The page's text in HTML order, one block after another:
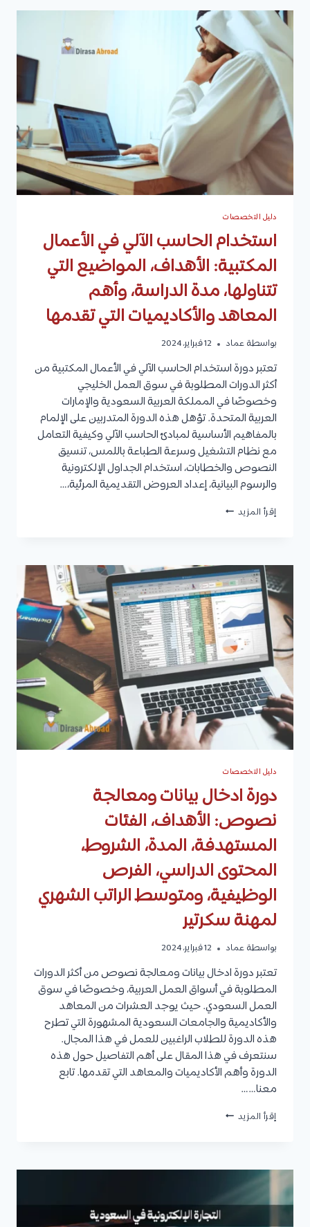
أهمية
الدورة،
الأهداف،
الفئات
المستهدفة،
المعاهد
التي
تقدمه،
ومحاور
دليل التخصصات
استخدام الحاسب الآلي في الأعمال
المكتبية: الأهداف، المواضيع التي
تتناولها، مدة الدراسة، وأهم
المعاهد والأكاديميات التي تقدمها
بواسطة عماد 12 فبراير، 2024
تعتبر دورة استخدام الحاسب الآلي في الأعمال المكتبية من
أكثر الدورات المطلوبة في سوق العمل الخليجي
وخصوصًا في المملكة العربية السعودية والإمارات
العربية المتحدة. تؤهل هذه الدورة المتدربين على الإلمام
بالمفاهيم الأساسية لمبادئ الحاسب الآلي وكيفية التعامل
مع نظام التشغيل وسرعة الطباعة باللمس، تنسيق
النصوص والخطابات، استخدام الجداول الإلكترونية
والرسوم البيانية، إعداد العروض التقديمية المرئية،…
إقرأ المزيد استخدام
الأعمال
المكتبية:
الأهداف،
المواضيع
التي
تتناولها،
مدة
الدراسة،
وأهم
المعاهد
والأكاديميات
التي
تقدمها
دليل التخصصات
دورة ادخال بيانات ومعالجة
نصوص: الأهداف، الفئات
المستهدفة، المدة، الشروط،
المحتوى الدراسي، الفرص
الوظيفية، ومتوسط الراتب الشهري
لمهنة سكرتير
بواسطة عماد 12 فبراير، 2024
تعتبر دورة ادخال بيانات ومعالجة نصوص من أكثر الدورات
المطلوبة في أسواق العمل العربية، وخصوصًا في سوق
العمل السعودي. حيث يوجد العشرات من المعاهد
والأكاديمية والجامعات السعودية المشهورة التي تطرح
هذه الدورة للطلاب الراغبين للعمل في هذا المجال.
سنتعرف في هذا المقال على أهم التفاصيل حول هذه
الدورة وأهم الأكاديميات والمعاهد التي تقدمها. تابع
معنا……
إقرأ المزيد دورة
نصوص:
المستهدفة،
المدة،